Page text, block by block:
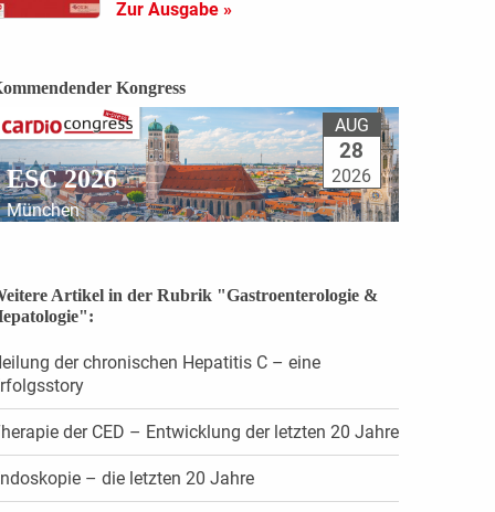
Zur Ausgabe »
Kongress
ESC 2026
München
AUG
28
2026
Artikel in der Rubrik "Gastroenterologie &
der chronischen Hepatitis C – eine
der CED – Entwicklung der letzten 20 Jahre
– die letzten 20 Jahre